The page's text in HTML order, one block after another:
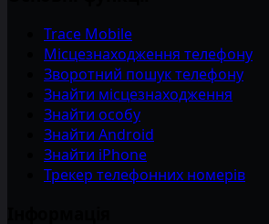
Trace Mobile
Місцезнаходження телефону
Зворотний пошук телефону
Знайти місцезнаходження
Знайти особу
Знайти Android
Знайти iPhone
Трекер телефонних номерів